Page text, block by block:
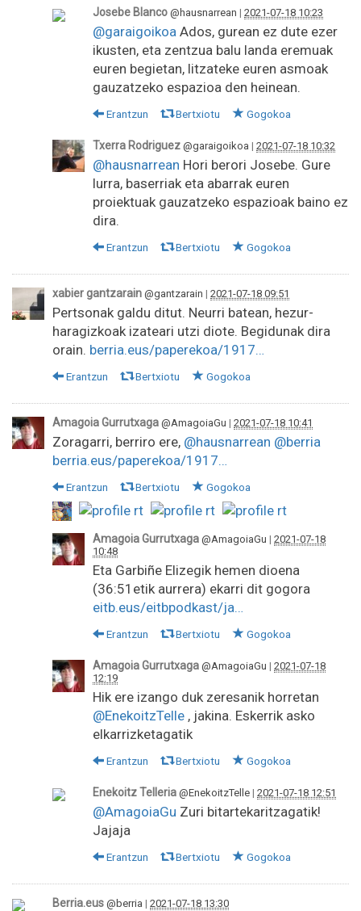
Josebe Blanco @hausnarrean | 2021-07-18 10:23
@garaigoikoa Ados, gurean ez dute ezer
ikusten, eta zentzua balu landa eremuak
euren begietan, litzateke euren asmoak
gauzatzeko espazioa den heinean.
Erantzun Bertxiotu Gogokoa
Txerra Rodriguez @garaigoikoa | 2021-07-18 10:32
@hausnarrean Hori berori Josebe. Gure
lurra, baserriak eta abarrak euren
proiektuak gauzatzeko espazioak baino ez
dira.
Erantzun Bertxiotu Gogokoa
xabier gantzarain @gantzarain | 2021-07-18 09:51
Pertsonak galdu ditut. Neurri batean, hezur-
haragizkoak izateari utzi diote. Begidunak dira
orain. berria.eus/paperekoa/1917…
Erantzun Bertxiotu Gogokoa
Amagoia Gurrutxaga @AmagoiaGu | 2021-07-18 10:41
Zoragarri, berriro ere, @hausnarrean @berria
berria.eus/paperekoa/1917…
Erantzun Bertxiotu Gogokoa
Amagoia Gurrutxaga @AmagoiaGu | 2021-07-18
10:48
Eta Garbiñe Elizegik hemen dioena
(36:51etik aurrera) ekarri dit gogora
eitb.eus/eitbpodkast/ja…
Erantzun Bertxiotu Gogokoa
Amagoia Gurrutxaga @AmagoiaGu | 2021-07-18
12:19
Hik ere izango duk zeresanik horretan
@EnekoitzTelle , jakina. Eskerrik asko
elkarrizketagatik
Erantzun Bertxiotu Gogokoa
Enekoitz Telleria @EnekoitzTelle | 2021-07-18 12:51
@AmagoiaGu Zuri bitartekaritzagatik!
Jajaja
Erantzun Bertxiotu Gogokoa
Berria.eus @berria | 2021-07-18 13:30